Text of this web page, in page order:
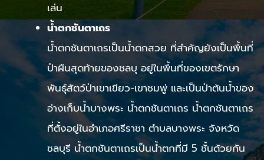
เล่น
น้ำตกชันตาเถร
น้ำตกชันตาเถรเป็นน้ำตกสวย ที่สำคัญยังเป็นพื้นที่
ป่าผืนสุดท้ายของชลบุ อยู่ในพื้นที่ของเขตรักษา
พันธุ์สัตว์ป่าเขาเขียว-เขาชมพู่ และเป็นป่าต้นน้ำของ
อ่างเก็บน้ำบางพระ น้ำตกชันตาเถร น้ำตกชันตาเถร
ที่ตั้งอยู่ในอำเภอศรีราชา ตำบลบางพระ จังหวัด
ชลบุรี น้ำตกชันตาเถรเป็นน้ำตกที่มี 5 ชั้นด้วยกัน